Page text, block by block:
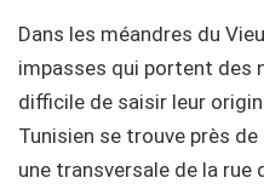
Dans les méandres du
impasses qui portent des
difficile de saisir leur
Tunisien se trouve près
une transversale de la rue